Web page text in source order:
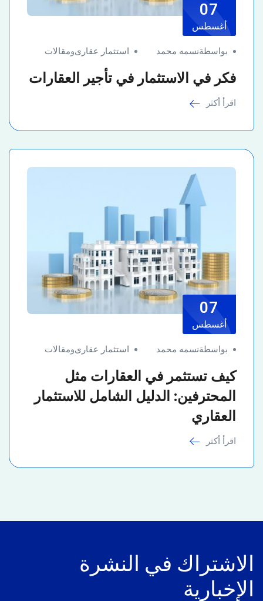
07
أغسطس
بواسطةنسمه محمد استثمار عقارىومقالات
فكر في الاستثمار في تأجير العقارات
اقرأ أكثر
07
أغسطس
بواسطةنسمه محمد استثمار عقارىومقالات
كيف تستثمر في العقارات مثل
المحترفين: الدليل الشامل للاستثمار
العقاري
اقرأ أكثر
الاشتراك في النشرة
الإخبارية